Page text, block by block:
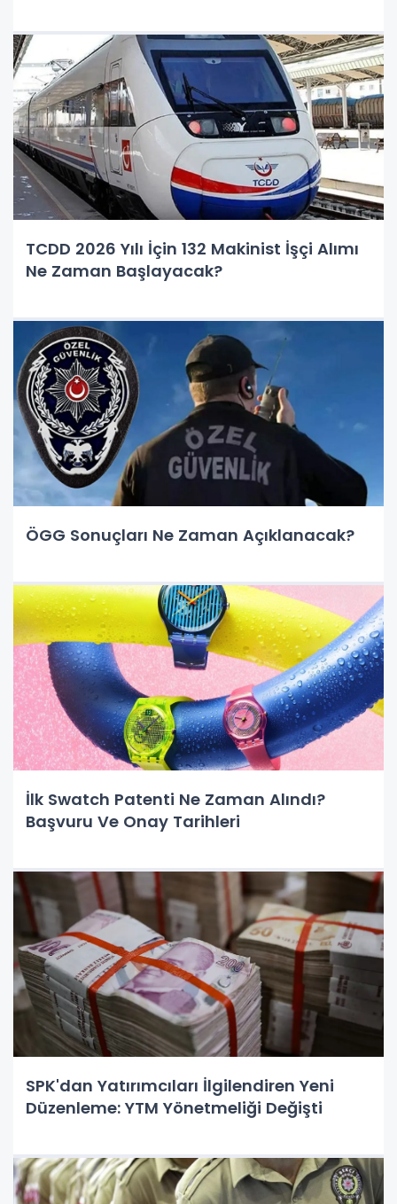
TCDD 2026 Yılı İçin 132 Makinist İşçi Alımı
Ne Zaman Başlayacak?
ÖGG Sonuçları Ne Zaman Açıklanacak?
İlk Swatch Patenti Ne Zaman Alındı?
Başvuru Ve Onay Tarihleri
SPK'dan Yatırımcıları İlgilendiren Yeni
Düzenleme: YTM Yönetmeliği Değişti